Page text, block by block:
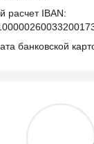
расчет IBAN:
банковской